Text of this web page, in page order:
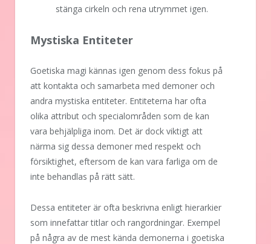
stänga cirkeln och rena utrymmet igen.
Mystiska Entiteter
Goetiska magi kännas igen genom dess fokus på
att kontakta och samarbeta med demoner och
andra mystiska entiteter. Entiteterna har ofta
olika attribut och specialområden som de kan
vara behjälpliga inom. Det är dock viktigt att
närma sig dessa demoner med respekt och
försiktighet, eftersom de kan vara farliga om de
inte behandlas på rätt sätt.
Dessa entiteter är ofta beskrivna enligt hierarkier
som innefattar titlar och rangordningar. Exempel
på några av de mest kända demonerna i goetiska